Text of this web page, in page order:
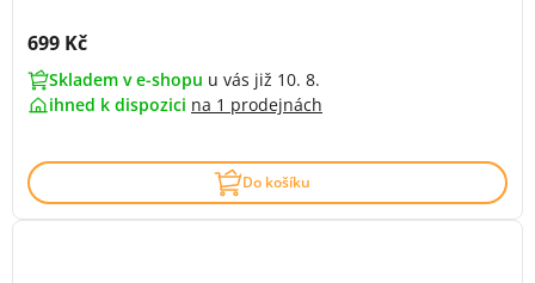
Cena s DPH:
699 Kč
Skladem v e-shopu u vás již 10. 8.
ihned k dispozici na 1 prodejnách
Do košíku